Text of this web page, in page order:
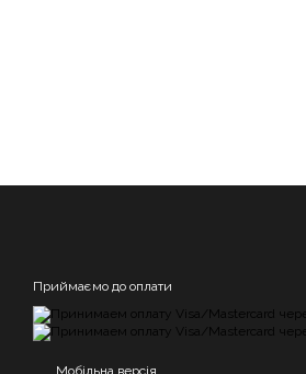
Приймаємо до оплати
Мобільна версія